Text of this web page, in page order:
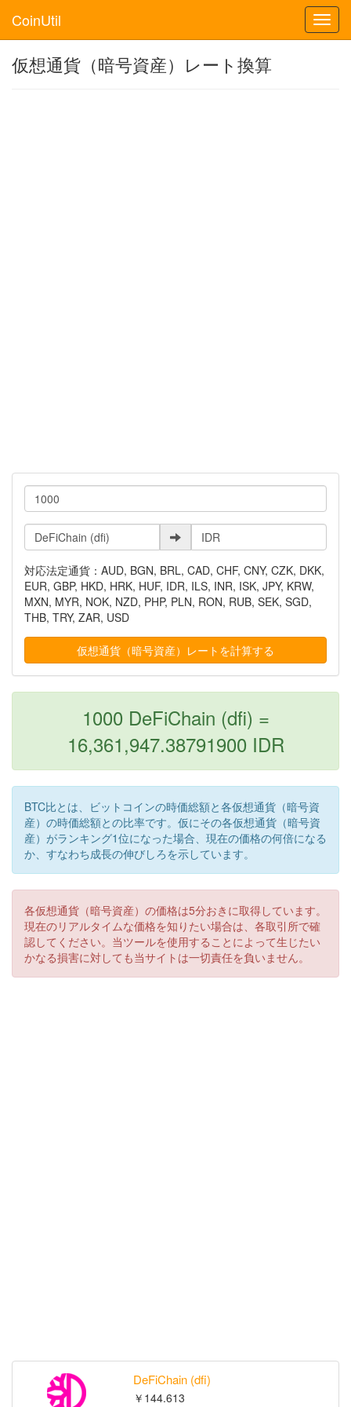
CoinUtil
仮想通貨（暗号資産）レート換算
対応法定通貨：AUD, BGN, BRL, CAD, CHF, CNY, CZK, DKK,
EUR, GBP, HKD, HRK, HUF, IDR, ILS, INR, ISK, JPY, KRW,
MXN, MYR, NOK, NZD, PHP, PLN, RON, RUB, SEK, SGD,
THB, TRY, ZAR, USD
1000 DeFiChain (dfi) =
16,361,947.38791900 IDR
BTC比とは、ビットコインの時価総額と各仮想通貨（暗号資
産）の時価総額との比率です。仮にその各仮想通貨（暗号資
産）がランキング1位になった場合、現在の価格の何倍になる
か、すなわち成長の伸びしろを示しています。
各仮想通貨（暗号資産）の価格は5分おきに取得しています。
現在のリアルタイムな価格を知りたい場合は、各取引所で確
認してください。当ツールを使用することによって生じたい
かなる損害に対しても当サイトは一切責任を負いません。
DeFiChain (dfi)
￥144.613